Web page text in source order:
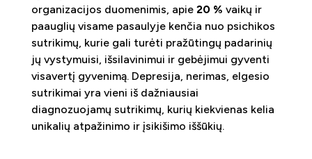
organizacijos duomenimis, apie 20 % vaikų ir
paauglių visame pasaulyje kenčia nuo psichikos
sutrikimų, kurie gali turėti pražūtingų padarinių
jų vystymuisi, išsilavinimui ir gebėjimui gyventi
visavertį gyvenimą. Depresija, nerimas, elgesio
sutrikimai yra vieni iš dažniausiai
diagnozuojamų sutrikimų, kurių kiekvienas kelia
unikalių atpažinimo ir įsikišimo iššūkių.